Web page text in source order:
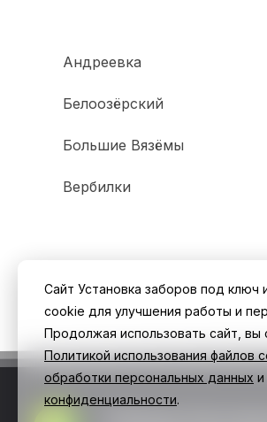
Андреевка
Белоозёрский
Большие Вязёмы
Вербилки
Сайт Установка заборов под ключ
cookie для улучшения работы и
Продолжая использовать сайт, вы
Политикой использования файлов
обработки персональных данных и
конфиденциальности.